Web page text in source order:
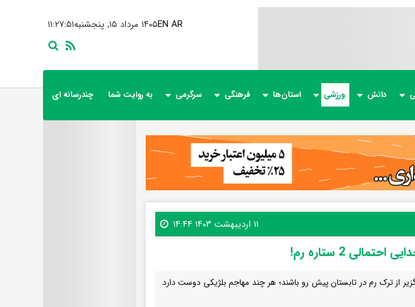
۱۱:۲۷:۵۳ ۱۴۰۵ مرداد ۱۵, پنجشنبهEN AR
دانش ورزشی استان‌ها فرهنگی سرگرمی به روایت شما چندرسانه ای
۱۱ اردیبهشت ۱۴۰۳ ۱۴:۴۴
2 ستاره رم!
از ترک رم در تابستان پیش رو باشند؛ هر چند مهاجم بلژیکی دوست دارد